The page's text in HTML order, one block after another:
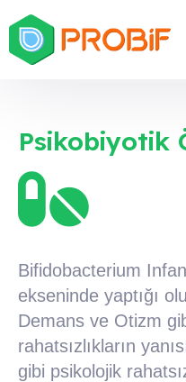
Psikobiyotik
Bifidobacterium
ekseninde yaptığı
Demans ve Otizm
rahatsızlıkların
gibi psikolojik